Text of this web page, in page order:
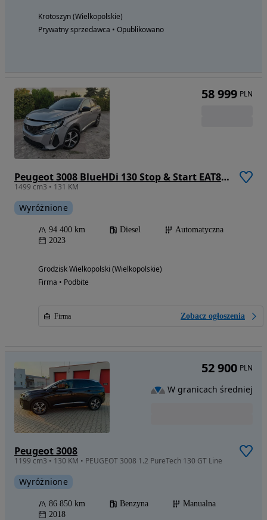
Krotoszyn (Wielkopolskie)
Prywatny sprzedawca • Opublikowano
Peugeot 3008 BlueHDi 130 Stop & Start EAT8 Allure
1499 cm3 • 131 KM
Wyróżnione
94 400 km Diesel
Automatyczna
2023
Grodzisk Wielkopolski (Wielkopolskie)
Firma • Podbite
Firma Zobacz ogłoszenia
58 999 PLN
Peugeot 3008
1199 cm3 • 130 KM • PEUGEOT 3008 1.2 PureTech 130 GT Line
Wyróżnione
86 850 km Benzyna
Manualna
2018
52 900 PLN
W granicach średniej